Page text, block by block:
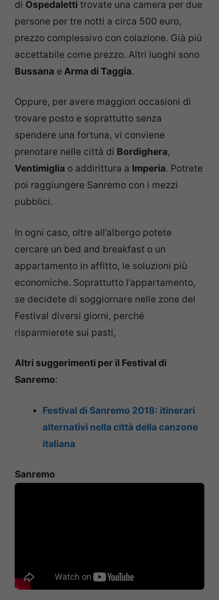
di Ospedaletti trovate una camera per due
persone per tre notti a circa 500 euro,
prezzo complessivo con colazione. Già più
accettabile come prezzo. Altri luoghi sono
Bussana e Arma di Taggia.
Oppure, per avere maggiori occasioni di
trovare posto e soprattutto senza
spendere una fortuna, vi conviene
prenotare nelle città di Bordighera,
Ventimiglia o addirittura a Imperia. Potrete
poi raggiungere Sanremo con i mezzi
pubblici.
In ogni caso, oltre all’albergo potete
cercare un bed and breakfast o un
appartamento in affitto, le soluzioni più
economiche. Soprattutto l’appartamento,
se decidete di soggiornare nelle zone del
Festival diversi giorni, perché
risparmierete sui pasti,
Altri suggerimenti per il Festival di
Sanremo:
Festival di Sanremo 2018: itinerari
alternativi nella città della canzone
italiana
Sanremo